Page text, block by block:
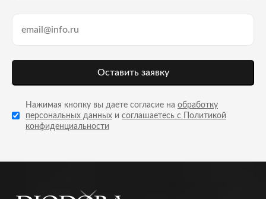
Оставить заявку
Нажимая кнопку вы даете согласие на обработку
персональных данных и соглашаетесь с Политикой
конфиденциальности